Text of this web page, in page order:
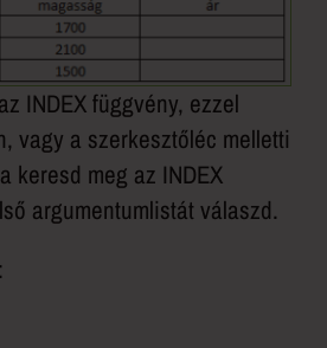
INDEX függvény, ezzel
vagy a szerkesztőléc melletti
keresd meg az INDEX
argumentumlistát válaszd.